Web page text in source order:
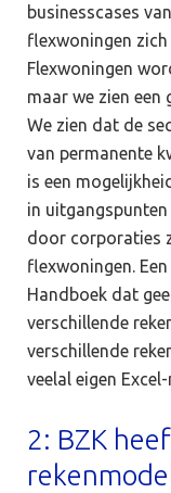
businesscases
flexwoningen
Flexwoningen
maar we zien een
We zien dat de
van permanente
is een
in
door corporaties
flexwoningen.
Handboek dat
verschillende
verschillende
veelal eigen
2: BZK